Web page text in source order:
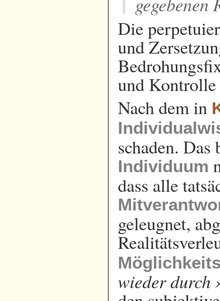
Die
und
und Kontrolle
Nach dem in
schaden. Das
Individuum
dass alle
geleugnet,
wieder durch